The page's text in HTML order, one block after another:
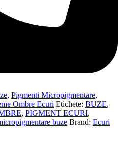
, Pigmenti Micropigmentare,
Ombre Ecuri Etichete: BUZE,
, PIGMENT ECURI,
buze Brand: Ecuri